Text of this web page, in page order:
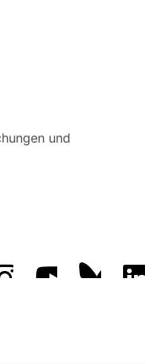
und
Das GFZ aufDas GFZ auf
Das